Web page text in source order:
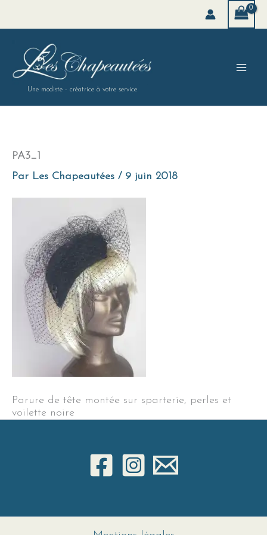
contenu
Une modiste - créatrice à votre service
PA3_1
Par Les Chapeautées / 9 juin 2018
Parure de tête montée sur sparterie, perles et
voilette noire